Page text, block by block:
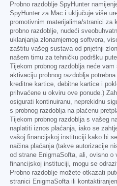
Probno razdoblje SpyHunter
SpyHunter za Mac i uključuje više
promotivnim materijalima/stranici za
probno razdoblje, nudeći
uklanjanja zlonamjernog softvera,
zaštitu vašeg sustava od prijetnji
našem timu za tehničku podršku
Tijekom probnog razdoblja neće
aktivaciju probnog razdoblja
kreditne kartice, debitne kartice i
prihvaćene u okviru ove ponude.)
osigurati kontinuiranu, neprekidnu
s probnog razdoblja na plaćenu
Tijekom probnog razdoblja s vašeg
naplatiti iznos plaćanja, iako se
vašoj financijskoj instituciji kako bi
načina plaćanja (takve autorizacije
od strane EnigmaSofta, ali, ovisno o
financijskoj instituciji, mogu se
Probno razdoblje možete otkazati
stranici EnigmaSofta ili